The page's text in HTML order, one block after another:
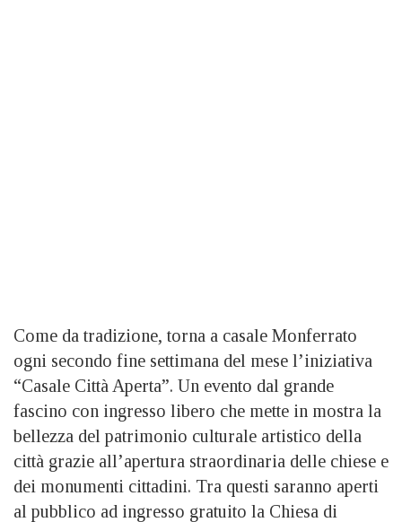
Come da tradizione, torna a casale Monferrato
ogni secondo fine settimana del mese l’iniziativa
“Casale Città Aperta”. Un evento dal grande
fascino con ingresso libero che mette in mostra la
bellezza del patrimonio culturale artistico della
città grazie all’apertura straordinaria delle chiese e
dei monumenti cittadini. Tra questi saranno aperti
al pubblico ad ingresso gratuito la Chiesa di